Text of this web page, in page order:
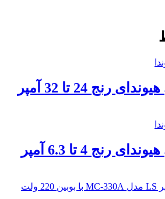
رنج 24 تا 32 آمپر
رنج 4 تا 6.3 آمپر